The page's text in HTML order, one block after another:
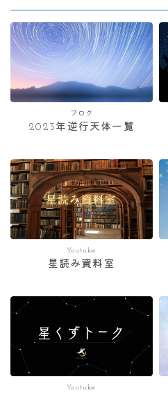
ブログ
2023年逆行天体一覧
Youtube
星読み資料室
Youtube